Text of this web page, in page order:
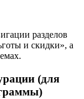
разделов
и скидки», а
(для